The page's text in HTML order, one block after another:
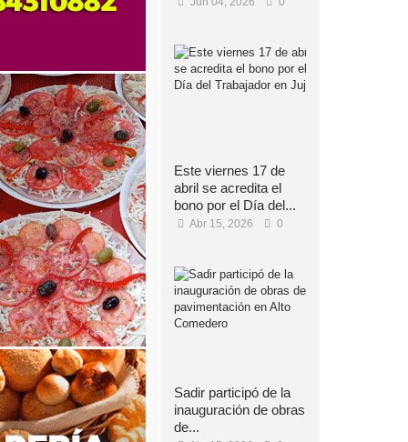
Este viernes 17 de
abril se acredita el
bono por el Día del...
Abr 15, 2026 0
Sadir participó de la
inauguración de obras
de...